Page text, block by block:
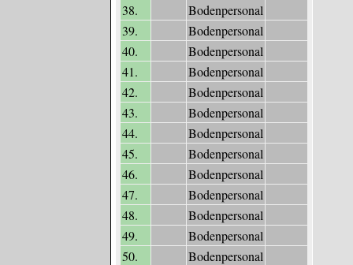
38.
Bodenpersonal
39.
Bodenpersonal
40.
Bodenpersonal
41.
Bodenpersonal
42.
Bodenpersonal
43.
Bodenpersonal
44.
Bodenpersonal
45.
Bodenpersonal
46.
Bodenpersonal
47.
Bodenpersonal
48.
Bodenpersonal
49.
Bodenpersonal
50.
Bodenpersonal